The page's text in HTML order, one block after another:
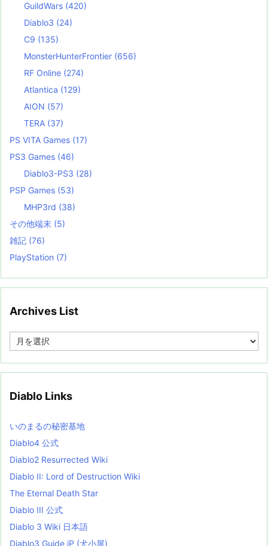
GuildWars (420)
Diablo3 (24)
C9 (135)
MonsterHunterFrontier (656)
RF Online (274)
Atlantica (129)
AION (57)
TERA (37)
PS VITA Games (17)
PS3 Games (46)
Diablo3-PS3 (28)
PSP Games (53)
MHP3rd (38)
その他端末 (5)
雑記 (76)
PlayStation (7)
Archives List
e
i
s
t
Diablo Links
いのまるの秘密基地
Diablo4 公式
Diablo2 Resurrected Wiki
Diablo II: Lord of Destruction Wiki
The Eternal Death Star
Diablo III 公式
Diablo 3 Wiki 日本語
Diablo3 Guide jP (犬小屋)